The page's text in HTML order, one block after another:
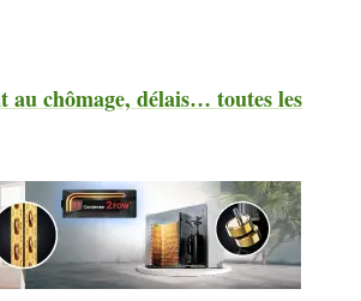
chômage, délais… toutes les